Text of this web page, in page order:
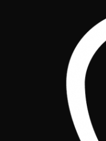
Galerías